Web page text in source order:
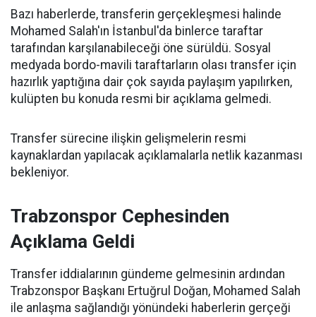
Bazı haberlerde, transferin gerçekleşmesi halinde
Mohamed Salah'ın İstanbul'da binlerce taraftar
tarafından karşılanabileceği öne sürüldü. Sosyal
medyada bordo-mavili taraftarların olası transfer için
hazırlık yaptığına dair çok sayıda paylaşım yapılırken,
kulüpten bu konuda resmi bir açıklama gelmedi.
Transfer sürecine ilişkin gelişmelerin resmi
kaynaklardan yapılacak açıklamalarla netlik kazanması
bekleniyor.
Trabzonspor Cephesinden
Açıklama Geldi
Transfer iddialarının gündeme gelmesinin ardından
Trabzonspor Başkanı Ertuğrul Doğan, Mohamed Salah
ile anlaşma sağlandığı yönündeki haberlerin gerçeği